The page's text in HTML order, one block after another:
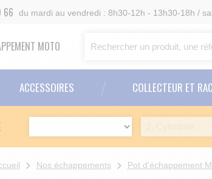
66 du mardi au vendredi : 8h30-12h - 13h30-18h /
MOTO
ACCESSOIRES COLLECTEUR ET
Nos échappements Pot d'échappement